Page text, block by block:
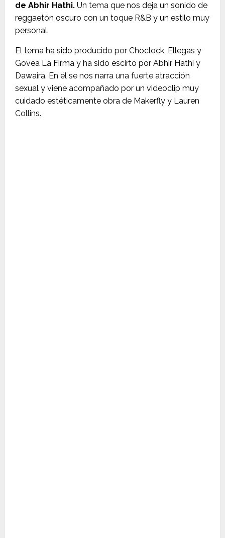
de Abhir Hathi. Un tema que nos deja un sonido de
reggaetón oscuro con un toque R&B y un estilo muy
personal.
El tema ha sido producido por Choclock, Ellegas y
Govea La Firma y ha sido escirto por Abhir Hathi y
Dawaira. En él se nos narra una fuerte atracción
sexual y viene acompañado por un videoclip muy
cuidado estéticamente obra de Makerfly y Lauren
Collins.